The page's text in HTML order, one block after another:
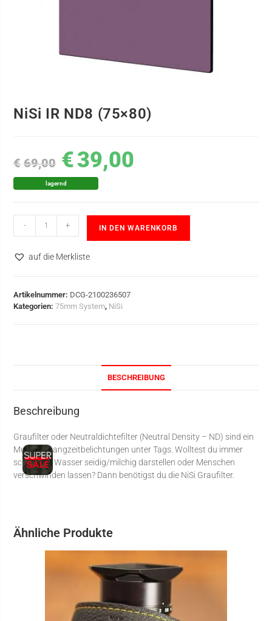
NiSi IR ND8 (75×80)
€ 69,00 €39,00
lagernd
- + IN DEN WARENKORB
auf die Merkliste
Artikelnummer: DCG-2100236507
Kategorien:75mm System, NiSi
BESCHREIBUNG
Beschreibung
Graufilter oder Neutraldichtefilter (Neutral Density – ND) sind ein
Muss für Langzeitbelichtungen unter Tags. Wolltest du immer
schon mal Wasser seidig/milchig darstellen oder Menschen
verschwinden lassen? Dann benötigst du die NiSi Graufilter.
Ähnliche Produkte